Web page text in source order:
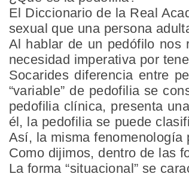
El Diccionario de la Real
sexual que una persona
Al hablar de un pedófilo nos
necesidad imperativa por
Socarides diferencia entre
“variable” de pedofilia se
pedofilia clínica, presenta
él, la pedofilia se puede
Así, la misma fenomenología
Como dijimos, dentro de las
La forma“situacional” se